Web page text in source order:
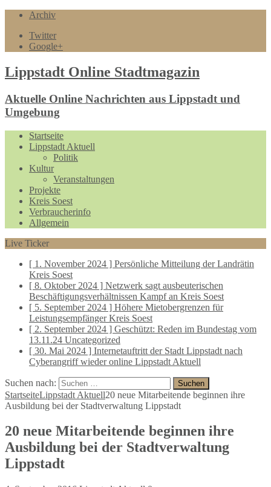
Archiv
Twitter
Google+
Lippstadt Online Stadtmagazin
Aktuelle Online Nachrichten aus Lippstadt und
Umgebung
Startseite
Lippstadt Aktuell
Politik
Kultur
Veranstaltungen
Projekte
Kreis Soest
Verbraucherinfo
Allgemein
Live Ticker
[ 1. November 2024 ] Persönliche Mitteilung der Landrätin
Kreis Soest
[ 8. Oktober 2024 ] Netzwerk sagt ausbeuterischen
Beschäftigungsverhältnissen Kampf an Kreis Soest
[ 5. September 2024 ] Höhere Mietobergrenzen für
LeistungsempfängerKreis Soest
[ 2. September 2024 ] Geschützt: Reden im Bundestag vom
13.11.24 Uncategorized
[ 30. Mai 2024 ] Internetauftritt der Stadt Lippstadt nach
Cyberangriff wieder online Lippstadt Aktuell
Suchen nach:
StartseiteLippstadt Aktuell20 neue Mitarbeitende beginnen ihre
Ausbildung bei der Stadtverwaltung Lippstadt
20 neue Mitarbeitende beginnen ihre
Ausbildung bei der Stadtverwaltung
Lippstadt